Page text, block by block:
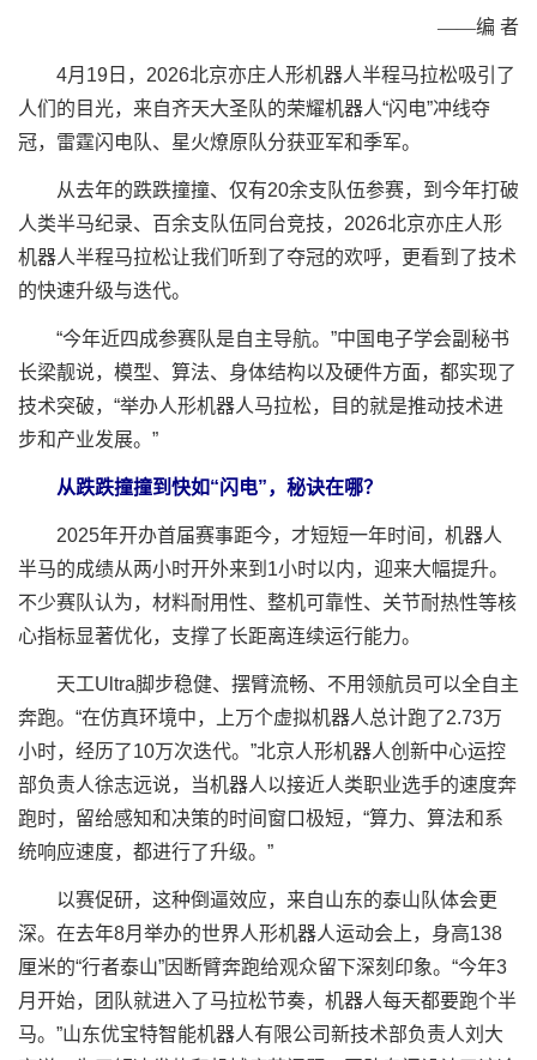
——编 者
4月19日，2026北京亦庄人形机器人半程马拉松吸引了
人们的目光，来自齐天大圣队的荣耀机器人“闪电”冲线夺
冠，雷霆闪电队、星火燎原队分获亚军和季军。
从去年的跌跌撞撞、仅有20余支队伍参赛，到今年打破
人类半马纪录、百余支队伍同台竞技，2026北京亦庄人形
机器人半程马拉松让我们听到了夺冠的欢呼，更看到了技术
的快速升级与迭代。
“今年近四成参赛队是自主导航。”中国电子学会副秘书
长梁靓说，模型、算法、身体结构以及硬件方面，都实现了
技术突破，“举办人形机器人马拉松，目的就是推动技术进
步和产业发展。”
从跌跌撞撞到快如“闪电”，秘诀在哪？
2025年开办首届赛事距今，才短短一年时间，机器人
半马的成绩从两小时开外来到1小时以内，迎来大幅提升。
不少赛队认为，材料耐用性、整机可靠性、关节耐热性等核
心指标显著优化，支撑了长距离连续运行能力。
天工Ultra脚步稳健、摆臂流畅、不用领航员可以全自主
奔跑。“在仿真环境中，上万个虚拟机器人总计跑了2.73万
小时，经历了10万次迭代。”北京人形机器人创新中心运控
部负责人徐志远说，当机器人以接近人类职业选手的速度奔
跑时，留给感知和决策的时间窗口极短，“算力、算法和系
统响应速度，都进行了升级。”
以赛促研，这种倒逼效应，来自山东的泰山队体会更
深。在去年8月举办的世界人形机器人运动会上，身高138
厘米的“行者泰山”因断臂奔跑给观众留下深刻印象。“今年3
月开始，团队就进入了马拉松节奏，机器人每天都要跑个半
马。”山东优宝特智能机器人有限公司新技术部负责人刘大